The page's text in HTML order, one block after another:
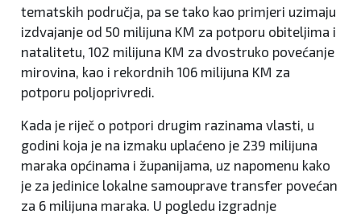
tematskih područja, pa se tako kao primjeri uzimaju
izdvajanje od 50 milijuna KM za potporu obiteljima i
natalitetu, 102 milijuna KM za dvostruko povećanje
mirovina, kao i rekordnih 106 milijuna KM za
potporu poljoprivredi.
Kada je riječ o potpori drugim razinama vlasti, u
godini koja je na izmaku uplaćeno je 239 milijuna
maraka općinama i županijama, uz napomenu kako
je za jedinice lokalne samouprave transfer povećan
za 6 milijuna maraka. U pogledu izgradnje